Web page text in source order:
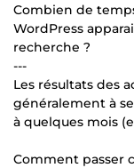
Combien de
WordPress
recherche ?
---
Les résultats des
généralement à
à quelques mois
Comment passer